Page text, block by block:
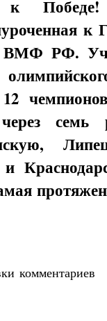
к
к
ВМФ РФ.
семь